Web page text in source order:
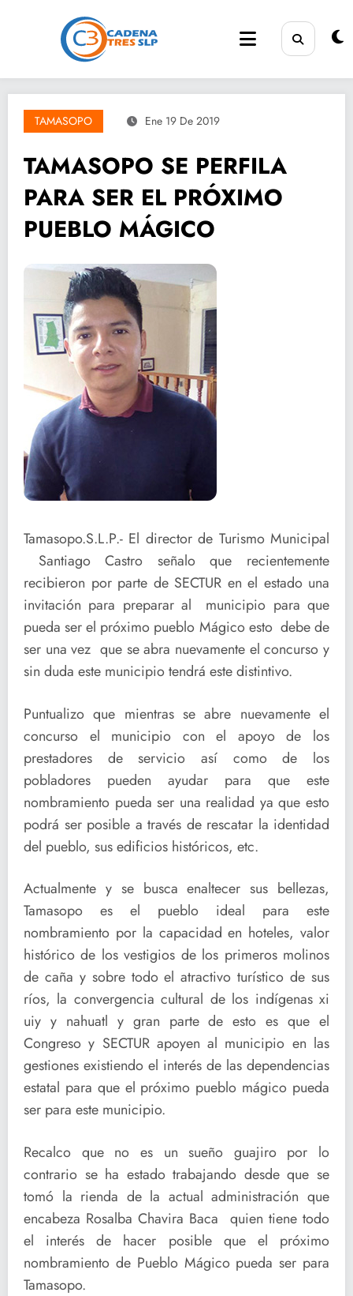
TAMASOPO Ene 19 De 2019
TAMASOPO SE PERFILA
PARA SER EL PRÓXIMO
PUEBLO MÁGICO
Tamasopo.S.L.P.- El director de Turismo Municipal
Santiago Castro señalo que recientemente
recibieron por parte de SECTUR en el estado una
invitación para preparar al municipio para que
pueda ser el próximo pueblo Mágico esto debe de
ser una vez que se abra nuevamente el concurso y
sin duda este municipio tendrá este distintivo.
Puntualizo que mientras se abre nuevamente el
concurso el municipio con el apoyo de los
prestadores de servicio así como de los
pobladores pueden ayudar para que este
nombramiento pueda ser una realidad ya que esto
podrá ser posible a través de rescatar la identidad
del pueblo, sus edificios históricos, etc.
Actualmente y se busca enaltecer sus bellezas,
Tamasopo es el pueblo ideal para este
nombramiento por la capacidad en hoteles, valor
histórico de los vestigios de los primeros molinos
de caña y sobre todo el atractivo turístico de sus
ríos, la convergencia cultural de los indígenas xi
uiy y nahuatl y gran parte de esto es que el
Congreso y SECTUR apoyen al municipio en las
gestiones existiendo el interés de las dependencias
estatal para que el próximo pueblo mágico pueda
ser para este municipio.
Recalco que no es un sueño guajiro por lo
contrario se ha estado trabajando desde que se
tomó la rienda de la actual administración que
encabeza Rosalba Chavira Baca quien tiene todo
el interés de hacer posible que el próximo
nombramiento de Pueblo Mágico pueda ser para
Tamasopo.